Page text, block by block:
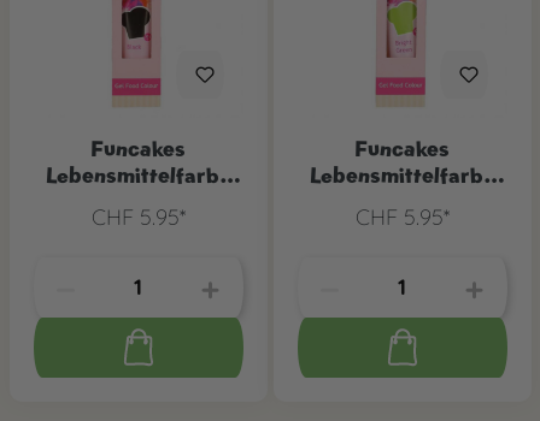
Funcakes
Lebensmittelfarbe
CHF 5.95*
Funcakes
Lebensmittelfarbe
CHF 5.95*